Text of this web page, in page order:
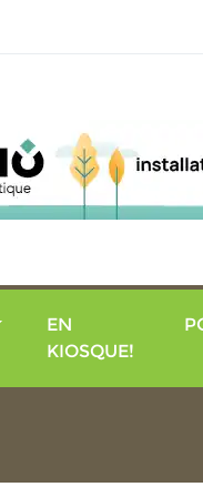
EN
KIOSQUE!